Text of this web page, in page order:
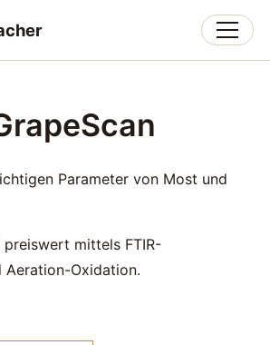
Parameter von Most und
preiswert mittels FTIR-
Aeration-Oxidation.